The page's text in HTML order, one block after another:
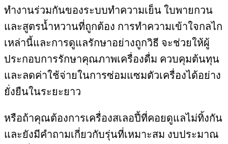
ทำงานร่วมกันของระบบทำความเย็น ใบพายกวน
และสูตรน้ำหวานที่ถูกต้อง การทำความเข้าใจกลไก
เหล่านี้และการดูแลรักษาอย่างถูกวิธี จะช่วยให้ผู้
ประกอบการรักษาคุณภาพเครื่องดื่ม ควบคุมต้นทุน
และลดค่าใช้จ่ายในการซ่อมแซมตัวเครื่องได้อย่าง
ยั่งยืนในระยะยาว
หรือถ้าคุณต้องการเครื่องสเลอปี้ที่คอยดูแลไม่ทิ้งกัน
และยังมีคำถามเกี่ยวกับรุ่นที่เหมาะสม งบประมาณ